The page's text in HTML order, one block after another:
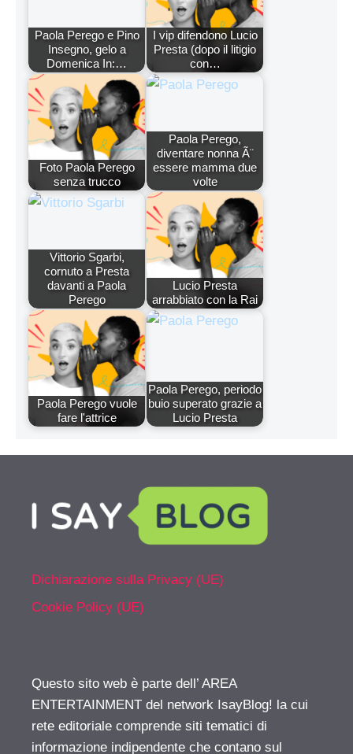
Paola Perego e Pino
Insegno, gelo a
Domenica In:…
I vip difendono Lucio
Presta (dopo il litigio
con…
Foto Paola Perego
senza trucco
Paola Perego,
diventare nonna Ã¨
essere mamma due
volte
Vittorio Sgarbi,
cornuto a Presta
davanti a Paola
Perego
Lucio Presta
arrabbiato con la Rai
Paola Perego vuole
fare l'attrice
Paola Perego, periodo
buio superato grazie a
Lucio Presta
Dichiarazione sulla Privacy (UE)
Cookie Policy (UE)
Questo sito web è parte dell’ AREA
ENTERTAINMENT del network IsayBlog! la cui
rete editoriale comprende siti tematici di
informazione indipendente che contano sul